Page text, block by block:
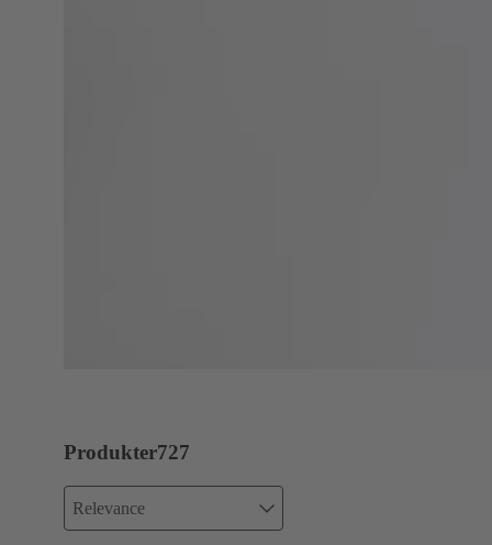
Produkter727
Relevance